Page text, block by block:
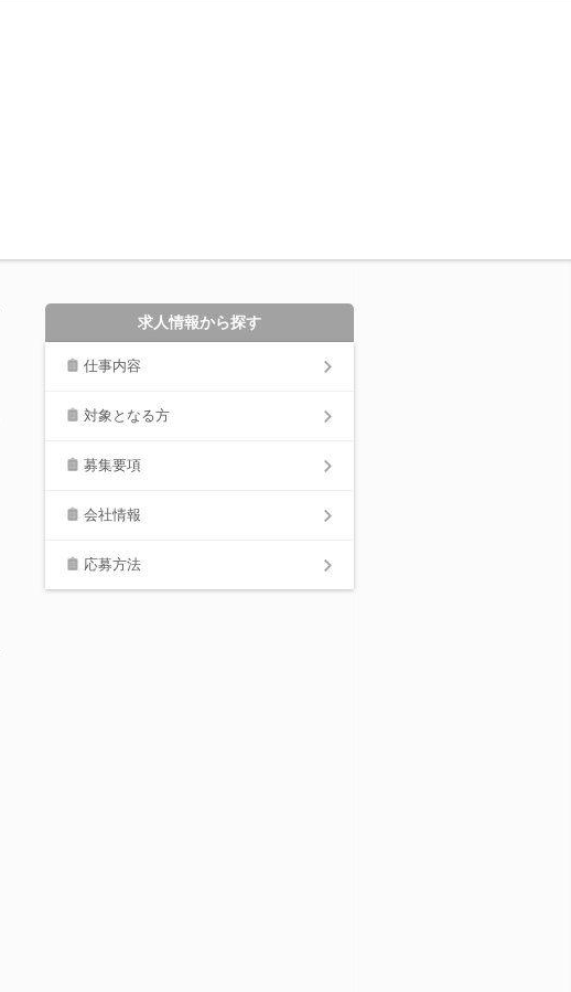
求人情報から探す
仕事内容
対象となる方
募集要項
会社情報
応募方法